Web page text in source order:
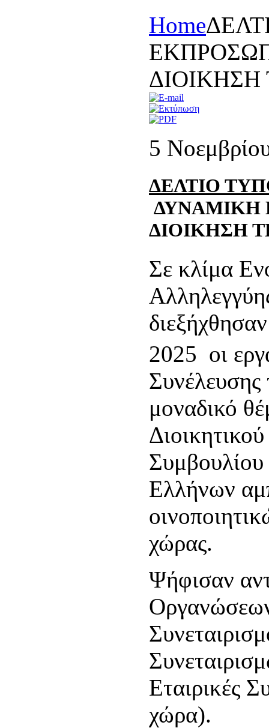
Home
5
ΔΕΛΤΙΟ
ΔΥΝΑΜΙΚΗ
ΔΙΟΙΚΗΣΗ
Σε κλίμα
2025 οι
μοναδικό
Ελλήνων
χώρας.
Ψήφισαν
Εταιρικές
χώρα).